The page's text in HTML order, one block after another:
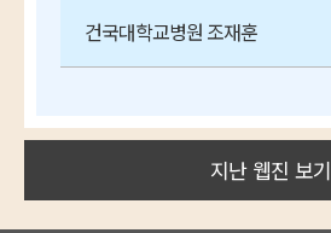
건국대학교병원 조재훈
지난 웹진 보기